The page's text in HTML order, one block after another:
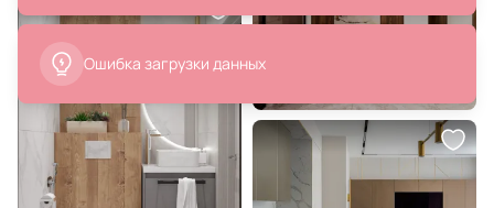
Ошибка загрузки данных